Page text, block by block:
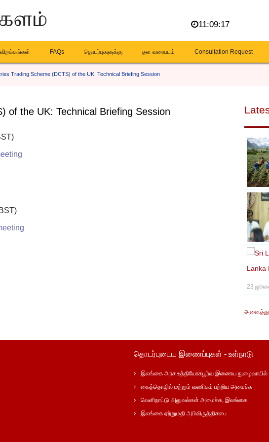
11:09:17
FAQs தொடர்புகளுக்கு தள வரைபடம் Consultation Request
Trading Scheme (DCTS) of the UK: Technical Briefing Session
of the UK: Technical Briefing Session
Lanka
23
அனைத்து
தொடர்புடைய இணைப்புகள் - உள்நாடு
இலங்கை அரச உத்தியோகபூர்வ இணைய நுழைவாயில்
கைத்தொழில் மற்றும் வணிகம் பற்றிய அமைச்சு
வெளிநாட்டு அலுவல்கள் அமைச்சு, இலங்கை
இலங்கை ஏற்றுமதி அபிவிருத்திசபை